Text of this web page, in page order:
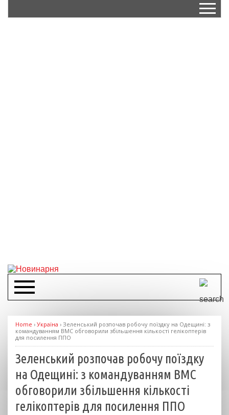
Home › Україна › Зеленський розпочав робочу поїздку на Одещині: з
командуванням ВМС обговорили збільшення кількості гелікоптерів
для посилення ППО
Зеленський розпочав робочу поїздку
на Одещині: з командуванням ВМС
обговорили збільшення кількості
гелікоптерів для посилення ППО